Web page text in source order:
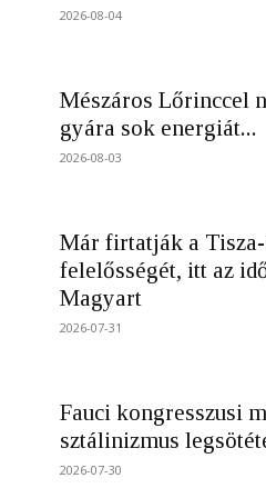
2026-08-04
Mészáros Lőrinccel
gyára sok energiát...
2026-08-03
Már firtatják a
felelősségét, itt az
Magyart
2026-07-31
Fauci kongresszusi
sztálinizmus
2026-07-30